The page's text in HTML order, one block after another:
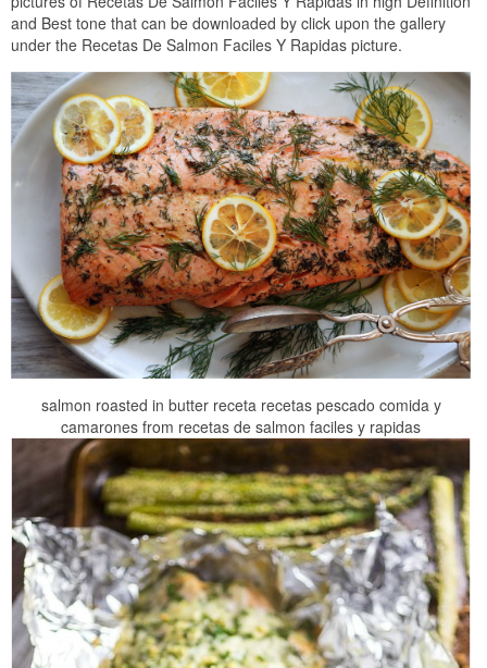
and Best tone that can be downloaded by click upon the gallery
under the Recetas De Salmon Faciles Y Rapidas picture.
salmon roasted in butter receta recetas pescado comida y
camarones from recetas de salmon faciles y rapidas